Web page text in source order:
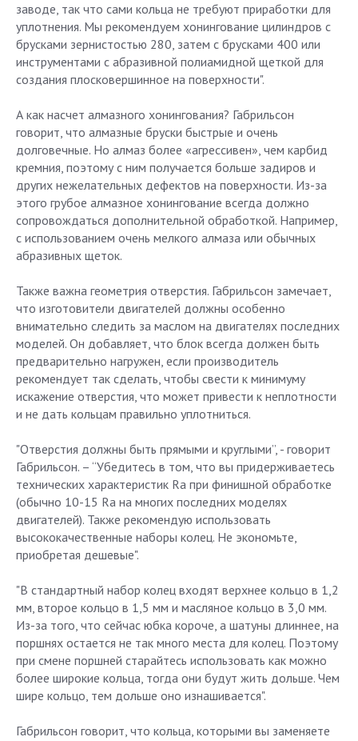
заводе, так что сами кольца не требуют приработки для
уплотнения. Мы рекомендуем хонингование цилиндров с
брусками зернистостью 280, затем с брусками 400 или
инструментами с абразивной полиамидной щеткой для
создания плосковершинное на поверхности".
А как насчет алмазного хонингования? Габрильсон
говорит, что алмазные бруски быстрые и очень
долговечные. Но алмаз более «агрессивен», чем карбид
кремния, поэтому с ним получается больше задиров и
других нежелательных дефектов на поверхности. Из-за
этого грубое алмазное хонингование всегда должно
сопровождаться дополнительной обработкой. Например,
с использованием очень мелкого алмаза или обычных
абразивных щеток.
Также важна геометрия отверстия. Габрильсон замечает,
что изготовители двигателей должны особенно
внимательно следить за маслом на двигателях последних
моделей. Он добавляет, что блок всегда должен быть
предварительно нагружен, если производитель
рекомендует так сделать, чтобы свести к минимуму
искажение отверстия, что может привести к неплотности
и не дать кольцам правильно уплотниться.
"Отверстия должны быть прямыми и круглыми”, - говорит
Габрильсон. – “Убедитесь в том, что вы придерживаетесь
технических характеристик Ra при финишной обработке
(обычно 10-15 Ra на многих последних моделях
двигателей). Также рекомендую использовать
высококачественные наборы колец. Не экономьте,
приобретая дешевые".
"В стандартный набор колец входят верхнее кольцо в 1,2
мм, второе кольцо в 1,5 мм и масляное кольцо в 3,0 мм.
Из-за того, что сейчас юбка короче, а шатуны длиннее, на
поршнях остается не так много места для колец. Поэтому
при смене поршней старайтесь использовать как можно
более широкие кольца, тогда они будут жить дольше. Чем
шире кольцо, тем дольше оно изнашивается".
Габрильсон говорит, что кольца, которыми вы заменяете